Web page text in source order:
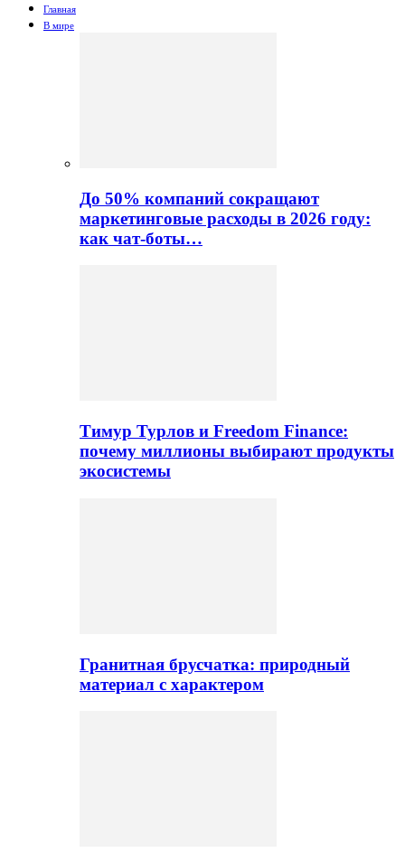
Главная
В мире
До 50% компаний сокращают
маркетинговые расходы в 2026 году:
как чат-боты…
Тимур Турлов и Freedom Finance:
почему миллионы выбирают продукты
экосистемы
Гранитная брусчатка: природный
материал с характером